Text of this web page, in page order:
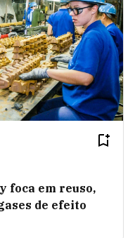
foca em reuso,
de efeito